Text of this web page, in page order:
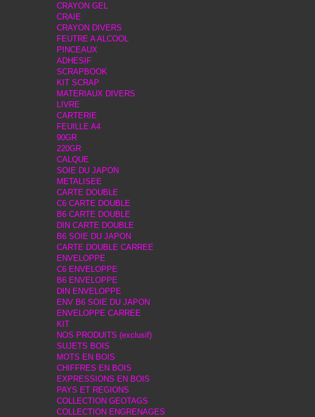
CRAYON GEL
CRAIE
CRAYON DIVERS
FEUTRE A ALCOOL
PINCEAUX
ADHESIF
SCRAPBOOK
KIT SCRAP
MATERIAUX DIVERS
LIVRE
CARTERIE
FEUILLE A4
90GR
220GR
CALQUE
SOIE DU JAPON
METALISEE
CARTE DOUBLE
C6 CARTE DOUBLE
B6 CARTE DOUBLE
DIN CARTE DOUBLE
B6 SOIE DU JAPON
CARTE DOUBLE CARREE
ENVELOPPE
C6 ENVELOPPE
B6 ENVELOPPE
DIN ENVELOPPE
ENV B6 SOIE DU JAPON
ENVELOPPE CARREE
KIT
NOS PRODUITS (exclusif)
SUJETS BOIS
MOTS EN BOIS
CHIFFRES EN BOIS
EXPRESSIONS EN BOIS
PAYS ET REGIONS
COLLECTION GEOTAGS
COLLECTION ENGRENAGES